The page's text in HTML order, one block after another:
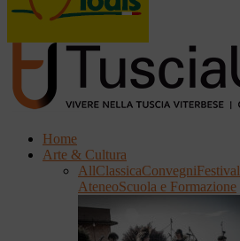
Home
Arte & Cultura
AllClassicaConvegniFestival
AteneoScuola e Formazione